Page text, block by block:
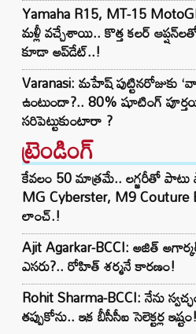
Yamaha R15, MT-15
మళ్లీ వచ్చేశాయి.. కొత్త కలర్
కూడా అప్‌డేట్..!
Varanasi: మహేష్ పుట్టినరోజుకు
ఉంటుందా?.. 80% షూటింగ్
సరిపెట్టుకుంటారా ?
ట్రెండింగ్‌
కేవలం 50 మాత్రమే.. లగ్జరీతో
MG Cyberster, M9 Couture
లాంచ్.!
Ajit Agarkar-BCCI: అజిత్
ఎసరు?.. రోహిత్ శర్మనే కారణం!
Rohit Sharma-BCCI: నేను
తప్పుకోను.. ఇక బీసీసీఐ సెలెక్టర్ల ఇష్టం!